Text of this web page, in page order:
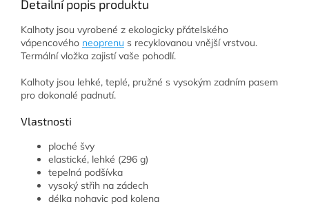
Detailní popis produktu
Kalhoty jsou vyrobené z ekologicky přátelského
vápencového neoprenu s recyklovanou vnější vrstvou.
Termální vložka zajistí vaše pohodlí.
Kalhoty jsou lehké, teplé, pružné s vysokým zadním pasem
pro dokonalé padnutí.
Vlastnosti
ploché švy
elastické, lehké (296 g)
tepelná podšívka
vysoký střih na zádech
délka nohavic pod kolena